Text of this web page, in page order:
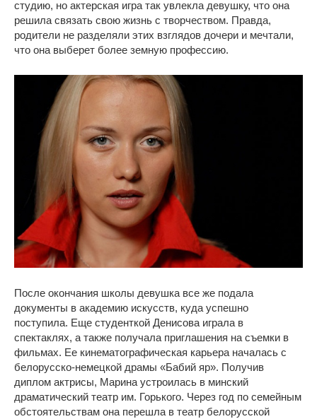
студию, но актерская игра так увлекла девушку, что она
решила связать свою жизнь с творчеством. Правда,
родители не разделяли этих взглядов дочери и мечтали,
что она выберет более земную профессию.
После окончания школы девушка все же подала
документы в академию искусств, куда успешно
поступила. Еще студенткой Денисова играла в
спектаклях, а также получала приглашения на съемки в
фильмах. Ее кинематографическая карьера началась с
белорусско-немецкой драмы «Бабий яр». Получив
диплом актрисы, Марина устроилась в минский
драматический театр им. Горького. Через год по семейным
обстоятельствам она перешла в театр белорусской